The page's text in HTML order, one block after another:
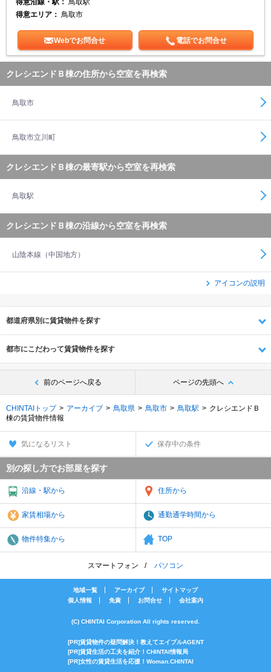
得意沿線・駅：
鳥取駅
得意エリア：
鳥取市
Webでお問合せ 電話でお問合せ
クレシエンドＢ棟の住所から空室を再検索
鳥取市
鳥取市立川町
クレシエンドＢ棟の最寄駅から空室を再検索
鳥取駅
クレシエンドＢ棟の沿線から空室を再検索
山陰本線（中国地方）
アイコンの説明
都道府県別に賃貸物件を探す
都市にこだわって賃貸物件を探す
前のページへ戻る ページの先頭へ
CHINTAIトップ アーカイブ 鳥取県 鳥取市 鳥取駅
クレシエンドＢ
棟の賃貸物件情報
気になるリスト 保存中の条件
別の探し方でお部屋を探す
沿線・駅から 住所から
家賃相場から 通勤通学時間から
物件特集から TOP
スマートフォン パソコン
地域一覧 アーカイブ
サイトマップ
個人情報
免責 お問合せ 会社案内
(C) CHINTAI Corporation All rights reserved.
[PR]賃貸物件の疑問解決！教えてエイブルAGENT
[PR]賃貸生活の工夫を紹介！CHINTAI情報局
[PR]女性の賃貸生活を応援！Woman.CHINTAI